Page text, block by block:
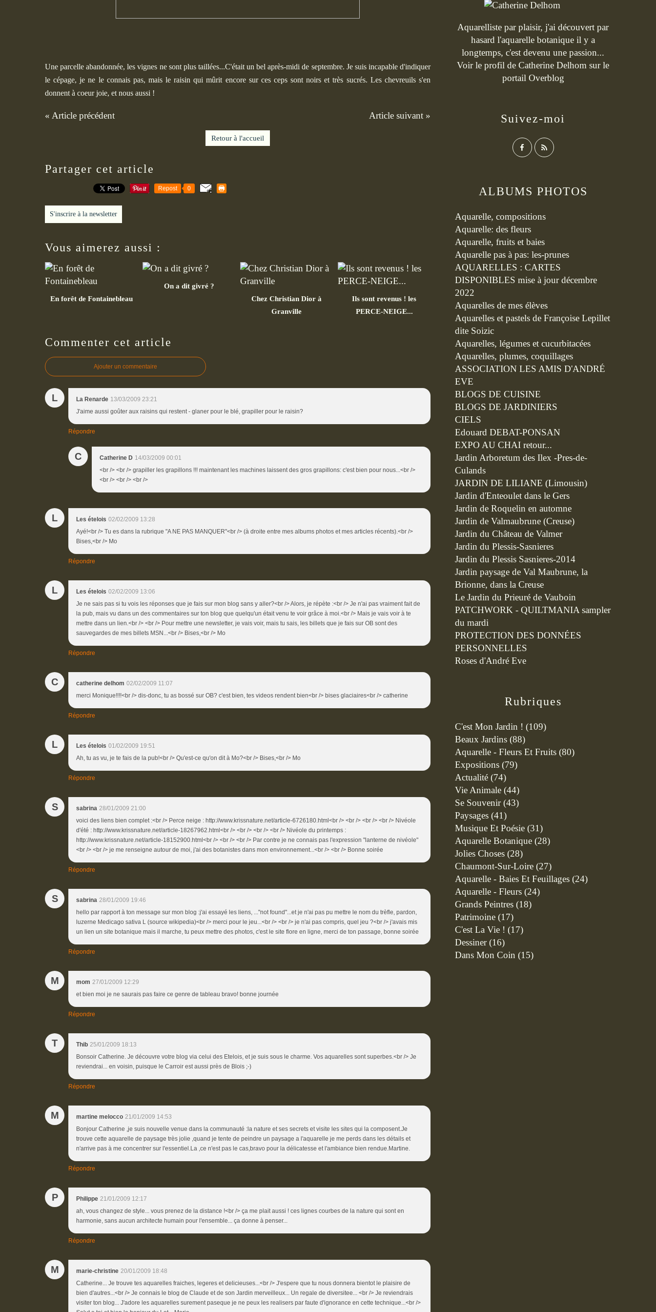
Une parcelle abandonnée, les vignes ne sont plus taillées...C'était un bel après-midi de septembre. Je suis incapable d'indiquer
le cépage, je ne le connais pas, mais le raisin qui mûrit encore sur ces ceps sont noirs et très sucrés. Les chevreuils s'en
donnent à coeur joie, et nous aussi !
« Article précédent Article suivant »
Retour à l'accueil
Partager cet article
Repost 0
S'inscrire à la newsletter
Vous aimerez aussi :
En forêt de Fontainebleau
On a dit givré ?
Chez Christian Dior à
Granville
Ils sont revenus ! les
PERCE-NEIGE...
Commenter cet article
Ajouter un commentaire
L La Renarde 13/03/2009 23:21
J'aime aussi goûter aux raisins qui restent - glaner pour le blé, grapiller pour le raisin?
Répondre
C Catherine D 14/03/2009 00:01
<br /> <br /> grapiller les grapillons !!! maintenant les machines laissent des gros grapillons: c'est bien pour nous...<br />
<br /> <br /> <br />
L Les ételois 02/02/2009 13:28
Ayé!<br /> Tu es dans la rubrique "A NE PAS MANQUER"<br /> (à droite entre mes albums photos et mes articles récents).<br />
Bises,<br /> Mo
Répondre
L Les ételois 02/02/2009 13:06
Je ne sais pas si tu vois les réponses que je fais sur mon blog sans y aller?<br /> Alors, je répète :<br /> Je n'ai pas vraiment fait de
la pub, mais vu dans un des commentaires sur ton blog que quelqu'un était venu te voir grâce à moi.<br /> Mais je vais voir à te
mettre dans un lien.<br /> <br /> Pour mettre une newsletter, je vais voir, mais tu sais, les billets que je fais sur OB sont des
sauvegardes de mes billets MSN...<br /> Bises,<br /> Mo
Répondre
C catherine delhom 02/02/2009 11:07
merci Monique!!!!<br /> dis-donc, tu as bossé sur OB? c'est bien, tes videos rendent bien<br /> bises glaciaires<br /> catherine
Répondre
L Les ételois 01/02/2009 19:51
Ah, tu as vu, je te fais de la pub!<br /> Qu'est-ce qu'on dit à Mo?<br /> Bises,<br /> Mo
Répondre
S sabrina 28/01/2009 21:00
voici des liens bien complet :<br /> Perce neige : http://www.krissnature.net/article-6726180.html<br /> <br /> <br /> <br /> Nivéole
d'été : http://www.krissnature.net/article-18267962.html<br /> <br /> <br /> <br /> Nivéole du printemps :
http://www.krissnature.net/article-18152900.html<br /> <br /> <br /> Par contre je ne connais pas l'expression "lanterne de nivéole"
<br /> <br /> je me renseigne autour de moi, j'ai des botanistes dans mon environnement...<br /> <br /> Bonne soirée
Répondre
S sabrina 28/01/2009 19:46
hello par rapport à ton message sur mon blog :j'ai essayé les liens, ..."not found"...et je n'ai pas pu mettre le nom du trèfle, pardon,
luzerne Medicago sativa L (source wikipedia)<br /> merci pour le jeu...<br /> <br /> je n'ai pas compris, quel jeu ?<br /> j'avais mis
un lien un site botanique mais il marche, tu peux mettre des photos, c'est le site flore en ligne, merci de ton passage, bonne soirée
Répondre
M mom 27/01/2009 12:29
et bien moi je ne saurais pas faire ce genre de tableau bravo! bonne journée
Répondre
T Thib 25/01/2009 18:13
Bonsoir Catherine. Je découvre votre blog via celui des Etelois, et je suis sous le charme. Vos aquarelles sont superbes.<br /> Je
reviendrai... en voisin, puisque le Carroir est aussi près de Blois ;-)
Répondre
M martine melocco 21/01/2009 14:53
Bonjour Catherine ,je suis nouvelle venue dans la communauté :la nature et ses secrets et visite les sites qui la composent.Je
trouve cette aquarelle de paysage très jolie ,quand je tente de peindre un paysage a l'aquarelle je me perds dans les détails et
n'arrive pas à me concentrer sur l'essentiel.La ,ce n'est pas le cas,bravo pour la délicatesse et l'ambiance bien rendue.Martine.
Répondre
P Philippe 21/01/2009 12:17
ah, vous changez de style... vous prenez de la distance !<br /> ça me plait aussi ! ces lignes courbes de la nature qui sont en
harmonie, sans aucun architecte humain pour l'ensemble... ça donne à penser...
Répondre
M marie-christine 20/01/2009 18:48
Catherine... Je trouve tes aquarelles fraiches, legeres et delicieuses...<br /> J'espere que tu nous donnera bientot le plaisire de
bien d'autres...<br /> Je connais le blog de Claude et de son Jardin merveilleux... Un regale de diversitee... <br /> Je reviendrais
visiter ton blog... J'adore les aquarelles surement paseque je ne peux les realisers par faute d'ignorance en cette technique...<br />
Rubriques
C'est Mon Jardin ! (109)
Beaux Jardins (88)
Aquarelle - Fleurs Et Fruits (80)
Expositions (79)
Actualité (74)
Vie Animale (44)
Se Souvenir(43)
Paysages (41)
Musique Et Poésie (31)
Aquarelle Botanique (28)
Jolies Choses (28)
Chaumont-Sur-Loire (27)
Aquarelle - Baies Et Feuillages (24)
Aquarelle - Fleurs (24)
Grands Peintres (18)
Patrimoine (17)
C'est La Vie ! (17)
Dessiner(16)
Dans Mon Coin (15)
ALBUMS PHOTOS
Aquarelle, compositions
Aquarelle: des fleurs
Aquarelle, fruits et baies
Aquarelle pas à pas: les-prunes
AQUARELLES : CARTES
DISPONIBLES mise à jour décembre
2022
Aquarelles de mes élèves
Aquarelles et pastels de Françoise Lepillet
dite Soizic
Aquarelles, légumes et cucurbitacées
Aquarelles, plumes, coquillages
ASSOCIATION LES AMIS D'ANDRÉ
EVE
BLOGS DE CUISINE
BLOGS DE JARDINIERS
CIELS
Edouard DEBAT-PONSAN
EXPO AU CHAI retour...
Jardin Arboretum des Ilex -Pres-de-
Culands
JARDIN DE LILIANE (Limousin)
Jardin d'Enteoulet dans le Gers
Jardin de Roquelin en automne
Jardin de Valmaubrune (Creuse)
Jardin du Château de Valmer
Jardin du Plessis-Sasnieres
Jardin du Plessis Sasnieres-2014
Jardin paysage de Val Maubrune, la
Brionne, dans la Creuse
Le Jardin du Prieuré de Vauboin
PATCHWORK - QUILTMANIA sampler
du mardi
PROTECTION DES DONNÉES
PERSONNELLES
Roses d'André Eve
Suivez-moi
Aquarelliste par plaisir, j'ai découvert par
hasard l'aquarelle botanique il y a
longtemps, c'est devenu une passion...
Voir le profil de Catherine Delhom sur le
portail Overblog